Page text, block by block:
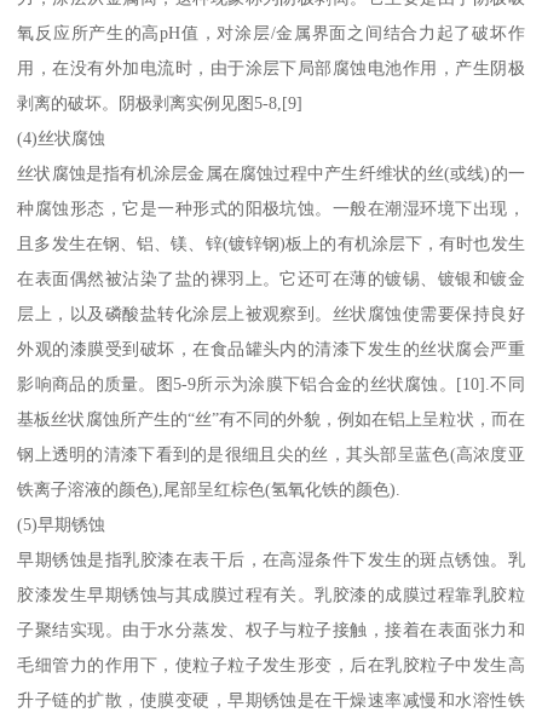
氧反应所产生的高pH值，对涂层/金属界面之间结合力起了破坏作
用，在没有外加电流时，由于涂层下局部腐蚀电池作用，产生阴极
剥离的破坏。阴极剥离实例见图5-8,[9]
(4)丝状腐蚀
丝状腐蚀是指有机涂层金属在腐蚀过程中产生纤维状的丝(或线)的一
种腐蚀形态，它是一种形式的阳极坑蚀。一般在潮湿环境下出现，
且多发生在钢、铝、镁、锌(镀锌钢)板上的有机涂层下，有时也发生
在表面偶然被沾染了盐的裸羽上。它还可在薄的镀锡、镀银和镀金
层上，以及磷酸盐转化涂层上被观察到。丝状腐蚀使需要保持良好
外观的漆膜受到破坏，在食品罐头内的清漆下发生的丝状腐会严重
影响商品的质量。图5-9所示为涂膜下铝合金的丝状腐蚀。[10].不同
基板丝状腐蚀所产生的“丝”有不同的外貌，例如在铝上呈粒状，而在
钢上透明的清漆下看到的是很细且尖的丝，其头部呈蓝色(高浓度亚
铁离子溶液的颜色),尾部呈红棕色(氢氧化铁的颜色).
(5)早期锈蚀
早期锈蚀是指乳胶漆在表干后，在高湿条件下发生的斑点锈蚀。乳
胶漆发生早期锈蚀与其成膜过程有关。乳胶漆的成膜过程靠乳胶粒
子聚结实现。由于水分蒸发、权子与粒子接触，接着在表面张力和
毛细管力的作用下，使粒子粒子发生形变，后在乳胶粒子中发生高
升子链的扩散，使膜变硬，早期锈蚀是在干燥速率减慢和水溶性铁